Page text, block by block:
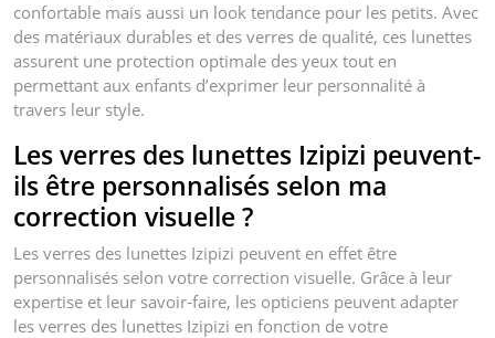
confortable mais aussi un look tendance pour les petits. Avec
des matériaux durables et des verres de qualité, ces lunettes
assurent une protection optimale des yeux tout en
permettant aux enfants d’exprimer leur personnalité à
travers leur style.
Les verres des lunettes Izipizi peuvent-
ils être personnalisés selon ma
correction visuelle ?
Les verres des lunettes Izipizi peuvent en effet être
personnalisés selon votre correction visuelle. Grâce à leur
expertise et leur savoir-faire, les opticiens peuvent adapter
les verres des lunettes Izipizi en fonction de votre